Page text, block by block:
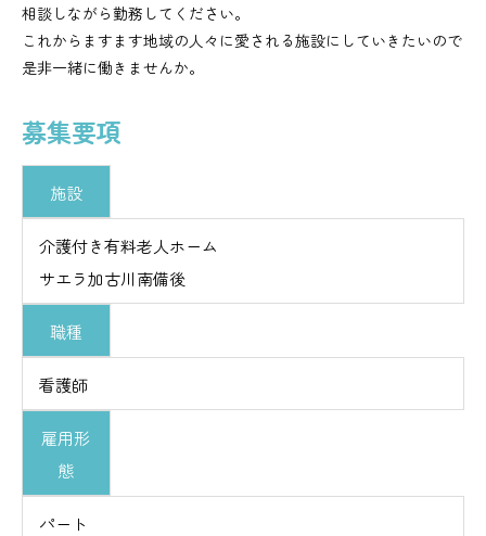
相談しながら勤務してください。
これからますます地域の人々に愛される施設にしていきたいので
是非一緒に働きませんか。
募集要項
施設
介護付き有料老人ホーム
サエラ加古川南備後
職種
看護師
雇用形
態
パート